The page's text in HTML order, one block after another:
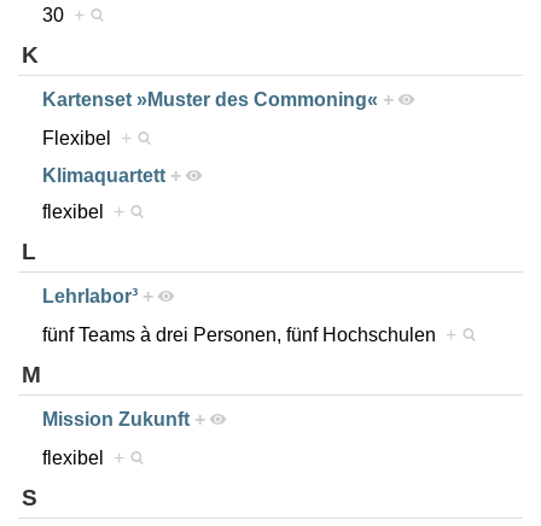
30 +
K
Kartenset »Muster des Commoning« +
Flexibel +
Klimaquartett +
flexibel +
L
Lehrlabor³ +
fünf Teams à drei Personen, fünf Hochschulen +
M
Mission Zukunft +
flexibel +
S